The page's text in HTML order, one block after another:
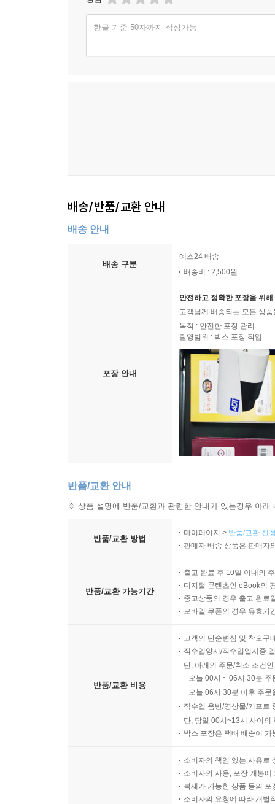
한글 기준 50자까지 작성가능
배송/반품/교환 안내
배송 안내
배송 구분
예스24 배송
배송비 : 2,500원
포장 안내
안전하고 정확한 포장을 위
고객님께 배송되는 모든 상
목적 : 안전한 포장 관리
촬영범위 : 박스 포장 작업
반품/교환 안내
※ 상품 설명에 반품/교환과 관련한 안내가 있는경우 아
반품/교환 방법
마이페이지 > 반품/교환 신
판매자 배송 상품은 판매자
반품/교환 가능기간
출고 완료 후 10일 이내의
디지털 콘텐츠인 eBook의
중고상품의 경우 출고 완료
모바일 쿠폰의 경우 유효기
반품/교환 비용
고객의 단순변심 및 착오구
직수입양서/직수입일서중
단, 아래의 주문/취소 조건
오늘 00시 ~ 06시 30분
오늘 06시 30분 이후 주
직수입 음반/영상물/기프트
단, 당일 00시~13시 사이의
박스 포장은 택배 배송이
소비자의 책임 있는 사유로
소비자의 사용, 포장 개봉
복제가 가능한 상품 등의
소비자의 요청에 따라 개별